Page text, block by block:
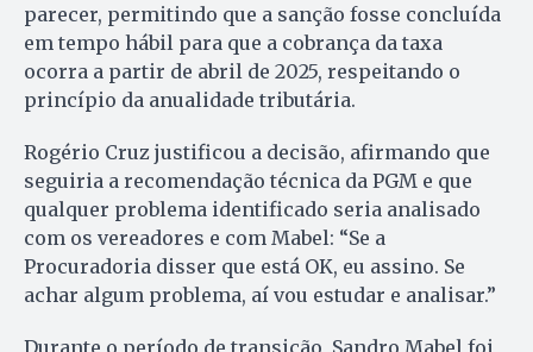
parecer, permitindo que a sanção fosse concluída
em tempo hábil para que a cobrança da taxa
ocorra a partir de abril de 2025, respeitando o
princípio da anualidade tributária.
Rogério Cruz justificou a decisão, afirmando que
seguiria a recomendação técnica da PGM e que
qualquer problema identificado seria analisado
com os vereadores e com Mabel: “Se a
Procuradoria disser que está OK, eu assino. Se
achar algum problema, aí vou estudar e analisar.”